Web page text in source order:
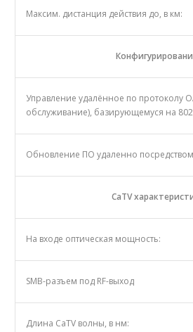
Максим. дистанция действия до, в км:
Управление удалённое по протоколу
обслуживание), базирующемуся на
Обновление ПО удаленно
CaTV
На входе оптическая мощность:
SMB-разъем под RF-выход
Длина CaTV волны, в нм: